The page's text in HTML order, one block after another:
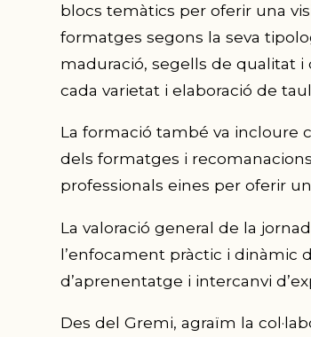
blocs temàtics per oferir una
formatges segons la seva
maduració, segells de qualitat
cada varietat i elaboració de
La formació també va incloure
dels formatges i
professionals eines per oferir
La valoració general de la
l’enfocament pràctic i dinàmic
d’aprenentatge i intercanvi
Des del Gremi, agraïm la